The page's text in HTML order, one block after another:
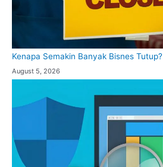
Kenapa Semakin Banyak Bisnes Tutup?
August 5, 2026